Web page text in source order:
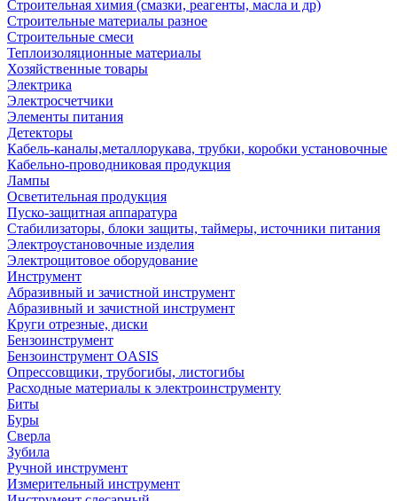
Строительная химия (смазки, реагенты, масла и др)
Строительные материалы разное
Строительные смеси
Теплоизоляционные материалы
Хозяйственные товары
Электрика
Электросчетчики
Элементы питания
Детекторы
Кабель-каналы,металлорукава, трубки, коробки установочные
Кабельно-проводниковая продукция
Лампы
Осветительная продукция
Пуско-защитная аппаратура
Стабилизаторы, блоки защиты, таймеры, источники питания
Электроустановочные изделия
Электрощитовое оборудование
Инструмент
Абразивный и зачистной инструмент
Абразивный и зачистной инструмент
Круги отрезные, диски
Бензоинструмент
Бензоинструмент OASIS
Опрессовщики, трубогибы, листогибы
Расходные материалы к электроинструменту
Биты
Буры
Сверла
Зубила
Ручной инструмент
Измерительный инструмент